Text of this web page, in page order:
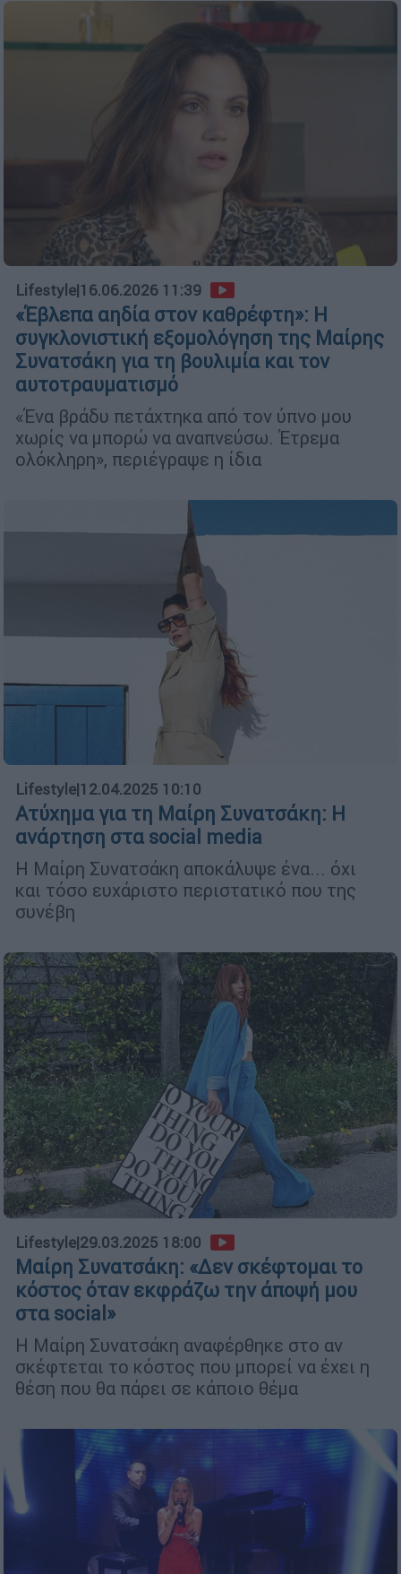
Lifestyle|16.06.2026 11:39
«Έβλεπα αηδία στον καθρέφτη»: Η
συγκλονιστική εξομολόγηση της Μαίρης
Συνατσάκη για τη βουλιμία και τον
αυτοτραυματισμό
«Ένα βράδυ πετάχτηκα από τον ύπνο μου
χωρίς να μπορώ να αναπνεύσω. Έτρεμα
ολόκληρη», περιέγραψε η ίδια
Lifestyle|12.04.2025 10:10
Ατύχημα για τη Μαίρη Συνατσάκη: Η
ανάρτηση στα social media
Η Μαίρη Συνατσάκη αποκάλυψε ένα... όχι
και τόσο ευχάριστο περιστατικό που της
συνέβη
Lifestyle|29.03.2025 18:00
Μαίρη Συνατσάκη: «Δεν σκέφτομαι το
κόστος όταν εκφράζω την άποψή μου
στα social»
Η Μαίρη Συνατσάκη αναφέρθηκε στο αν
σκέφτεται το κόστος που μπορεί να έχει η
θέση που θα πάρει σε κάποιο θέμα